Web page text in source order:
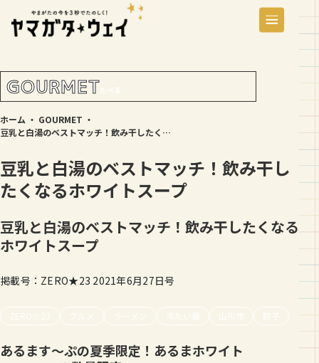
GOURMETたべる
ホーム ・ GOURMET ・
豆乳と白湯のベストマッチ！飲み干したくなるホワイトスープ
豆乳と白湯のベストマッチ！飲み干し
たくなるホワイトスープ
豆乳と白湯のベストマッチ！飲み干したくなる
ホワイトスープ
掲載号：ZERO★23 2021年6月27日号
ZERO☆23 グルメ ラーメン 冷たい麺 山形市 餃子
あるます〜ぷの夏季限定！あるまホワイト